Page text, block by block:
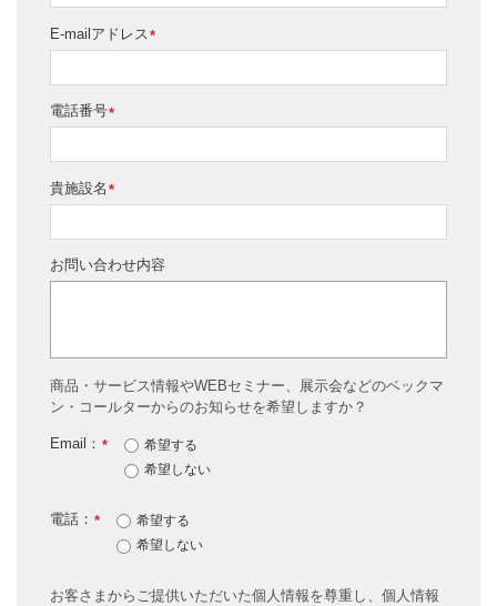
*
E-mailアドレス
*
電話番号
*
貴施設名
お問い合わせ内容
商品・サービス情報やWEBセミナー、展示会などのベックマ
ン・コールターからのお知らせを希望しますか？
*
Email：
希望する
希望しない
*
電話：
希望する
希望しない
お客さまからご提供いただいた個人情報を尊重し、個人情報